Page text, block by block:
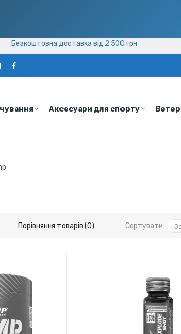
Безкоштовна доставка від 2 500 грн
Безкоштовна доставка від 2 500 грн
Аксесуари для спорту
Порівняння товарів (0) Сортувати: